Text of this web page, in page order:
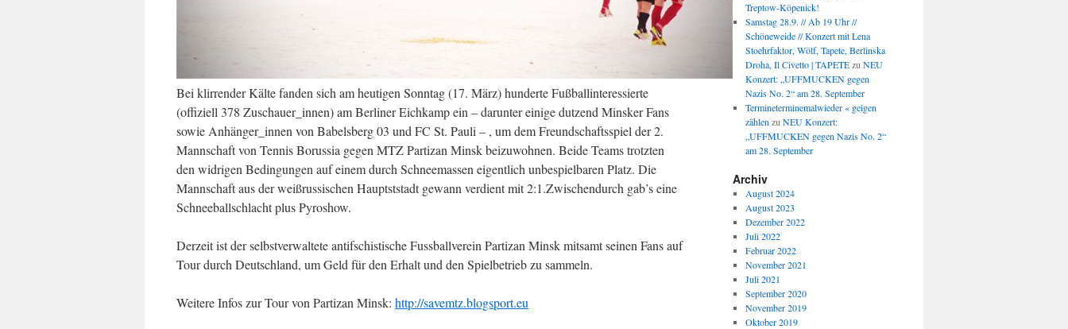
Bei klirrender Kälte fanden sich am heutigen Sonntag (17. März) hunderte Fußballinteressierte
(offiziell 378 Zuschauer_innen) am Berliner Eichkamp ein – darunter einige dutzend Minsker Fans
sowie Anhänger_innen von Babelsberg 03 und FC St. Pauli – , um dem Freundschaftsspiel der 2.
Mannschaft von Tennis Borussia gegen MTZ Partizan Minsk beizuwohnen. Beide Teams trotzten
den widrigen Bedingungen auf einem durch Schneemassen eigentlich unbespielbaren Platz. Die
Mannschaft aus der weißrussischen Hauptststadt gewann verdient mit 2:1.Zwischendurch gab’s eine
Schneeballschlacht plus Pyroshow.
Derzeit ist der selbstverwaltete antifschistische Fussballverein Partizan Minsk mitsamt seinen Fans auf
Tour durch Deutschland, um Geld für den Erhalt und den Spielbetrieb zu sammeln.
Weitere Infos zur Tour von Partizan Minsk: http://savemtz.blogsport.eu
Treptow-Köpenick!
Samstag 28.9. // Ab 19 Uhr //
Schöneweide // Konzert mit Lena
Stoehrfaktor, Wölf, Tapete, Berlinska
Droha, Il Civetto | TAPETEzu NEU
Konzert: „UFFMUCKEN gegen
Nazis No. 2“ am 28. September
Termineterminemalwieder « geigen
zählen zu NEU Konzert:
„UFFMUCKEN gegen Nazis No. 2“
am 28. September
Archiv
August 2024
August 2023
Dezember 2022
Juli 2022
Februar 2022
November 2021
Juli 2021
September 2020
November 2019
Oktober 2019